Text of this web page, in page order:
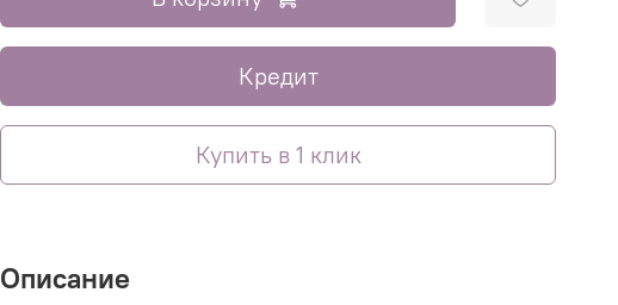
Кредит
Купить в 1 клик
Описание